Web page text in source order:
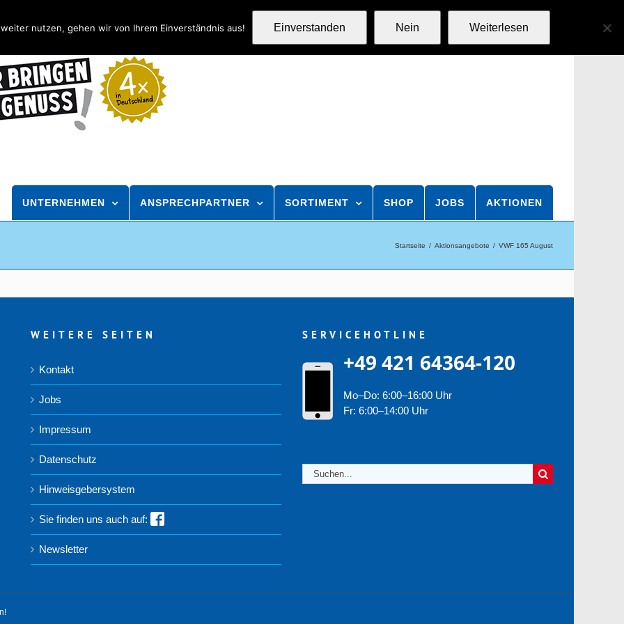
UNTERNEHMEN ANSPRECHPARTNER SORTIMENT SHOP JOBS AKTIONEN
Startseite Aktionsangebote VWF 165 August
WEITERE SEITEN
Kontakt
Jobs
Impressum
Datenschutz
Hinweisgebersystem
Sie finden uns auch auf:
Newsletter
SERVICEHOTLINE
+49 421 64364-120
Mo–Do: 6:00–16:00 Uhr
Fr: 6:00–14:00 Uhr
Suche
nach:
nutzen, gehen wir von Ihrem Einverständnis aus! Einverstanden Nein Weiterlesen